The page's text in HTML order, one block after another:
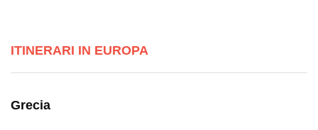
ITINERARI IN EUROPA
Grecia